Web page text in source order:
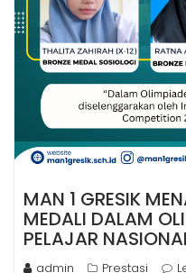
MAN 1 GRESIK
MEDALI DALAM
PELAJAR
admin Prestasi